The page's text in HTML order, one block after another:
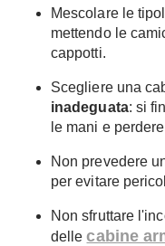
Mescolare le
mettendo le
cappotti.
Scegliere una
inadeguata: si
le mani e
Non prevedere
per evitare
Non sfruttare
dellecabine